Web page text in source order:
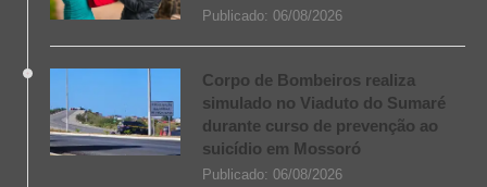
Publicado: 06/08/2026
Corpo de Bombeiros realiza
simulado no Viaduto do Sumaré
durante curso de prevenção ao
suicídio em Mossoró
Publicado: 06/08/2026